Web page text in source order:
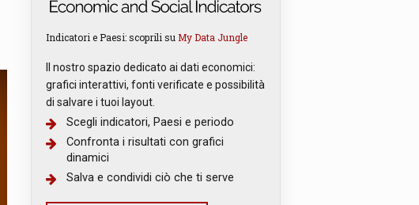
Indicatori e Paesi: scoprili su My Data Jungle
Il nostro spazio dedicato ai dati economici:
grafici interattivi, fonti verificate e possibilità
di salvare i tuoi layout.
Scegli indicatori, Paesi e periodo
Confronta i risultati con grafici
dinamici
Salva e condividi ciò che ti serve